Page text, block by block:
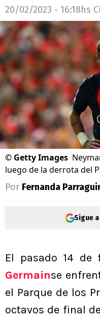
20/02/2023 - 16:18hs
© Getty Images
luego de la derrota del
Por Fernanda
Sigue
El pasado 14 de
Germainse
el Parque de los
octavos de final